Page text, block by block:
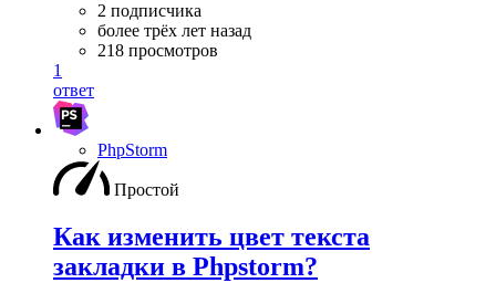
2 подписчика
более трёх лет назад
218 просмотров
1
ответ
PhpStorm
Простой
Как изменить цвет текста
закладки в Phpstorm?